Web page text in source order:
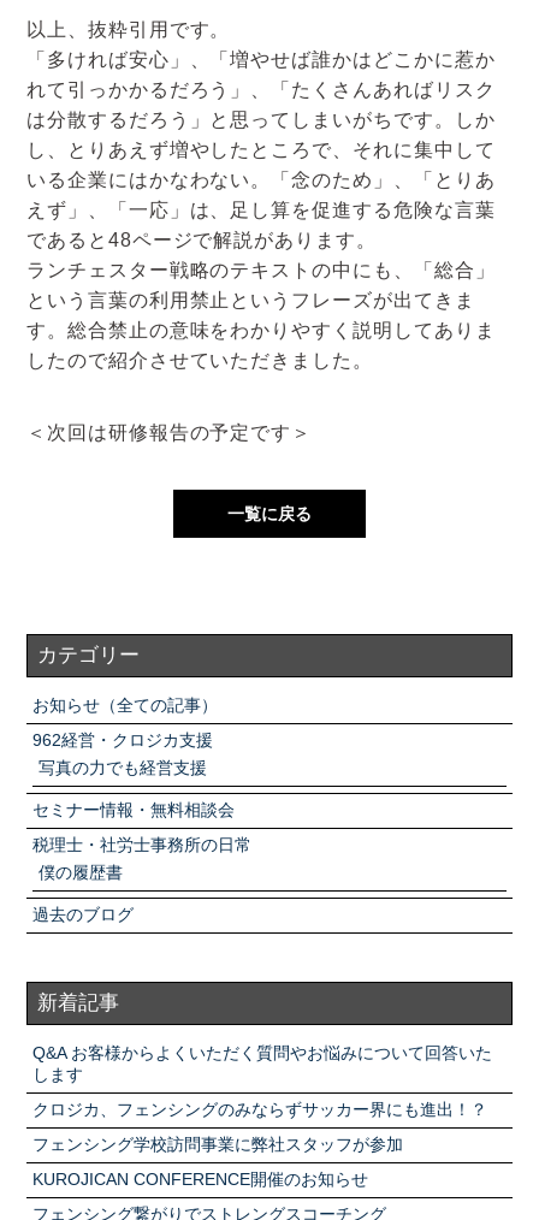
以上、抜粋引用です。
「多ければ安心」、「増やせば誰かはどこかに惹か
れて引っかかるだろう」、「たくさんあればリスク
は分散するだろう」と思ってしまいがちです。しか
し、とりあえず増やしたところで、それに集中して
いる企業にはかなわない。「念のため」、「とりあ
えず」、「一応」は、足し算を促進する危険な言葉
であると48ページで解説があります。
ランチェスター戦略のテキストの中にも、「総合」
という言葉の利用禁止というフレーズが出てきま
す。総合禁止の意味をわかりやすく説明してありま
したので紹介させていただきました。
＜次回は研修報告の予定です＞
一覧に戻る
カテゴリー
お知らせ（全ての記事）
962経営・クロジカ支援
写真の力でも経営支援
セミナー情報・無料相談会
税理士・社労士事務所の日常
僕の履歴書
過去のブログ
新着記事
Q&A お客様からよくいただく質問やお悩みについて回答いた
します
クロジカ、フェンシングのみならずサッカー界にも進出！？
フェンシング学校訪問事業に弊社スタッフが参加
KUROJICAN CONFERENCE開催のお知らせ
フェンシング繋がりでストレングスコーチング